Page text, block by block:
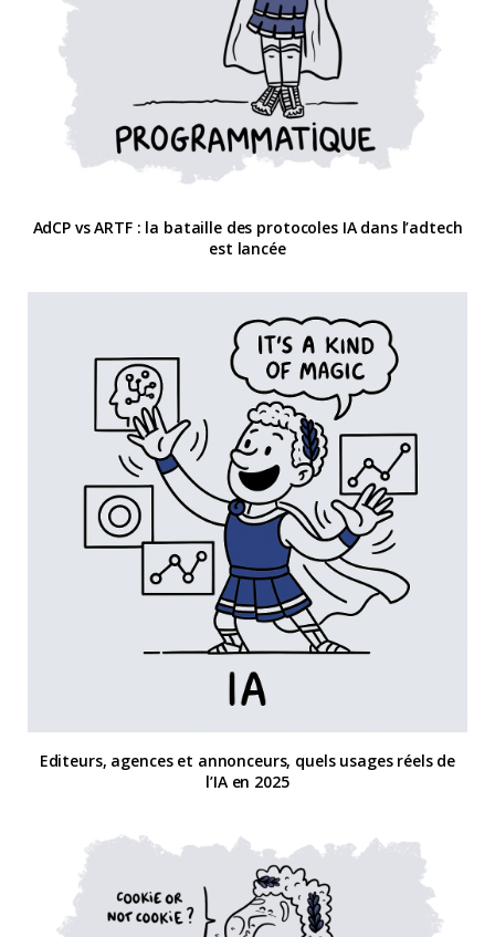
AdCP vs ARTF : la bataille des protocoles IA dans l’adtech
est lancée
Editeurs, agences et annonceurs, quels usages réels de
l’IA en 2025